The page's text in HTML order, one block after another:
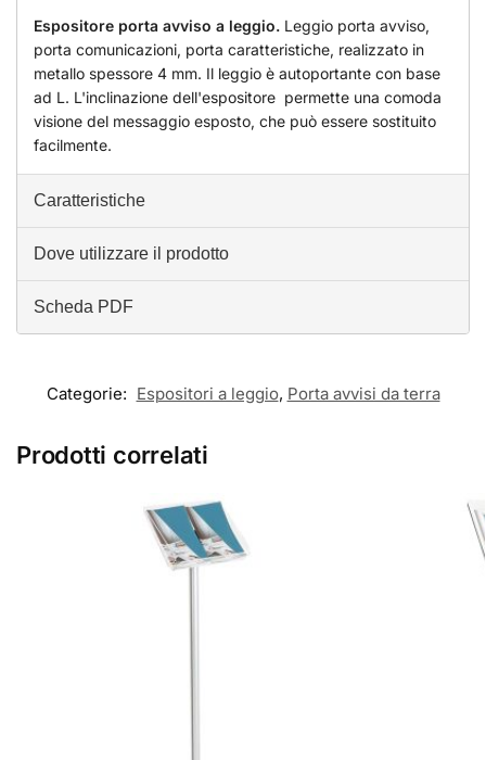
Espositore porta avviso a leggio. Leggio porta avviso,
porta comunicazioni, porta caratteristiche, realizzato in
metallo spessore 4 mm. Il leggio è autoportante con base
ad L. L'inclinazione dell'espositore permette una comoda
visione del messaggio esposto, che può essere sostituito
facilmente.
Caratteristiche
Dove utilizzare il prodotto
Scheda PDF
Categorie: Espositori a leggio, Porta avvisi da terra
Prodotti correlati